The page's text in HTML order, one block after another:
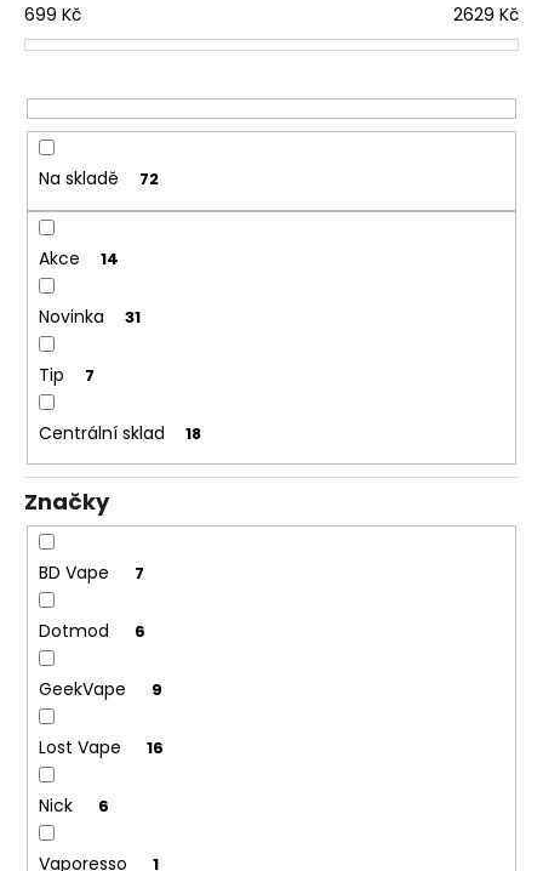
r
o
u
k
ů
699 Kč 2629 Kč
Na skladě 72
Akce 14
Novinka 31
Tip 7
Centrální sklad 18
Značky
BD Vape 7
Dotmod 6
GeekVape 9
Lost Vape 16
Nick 6
Vaporesso 1
D
p
u
u
m
e
ELF
BAR
ELFLIQ
SALT
E-
LIQUID
STRAWBERRY
KIWI
10ML
10MG
185
Kč